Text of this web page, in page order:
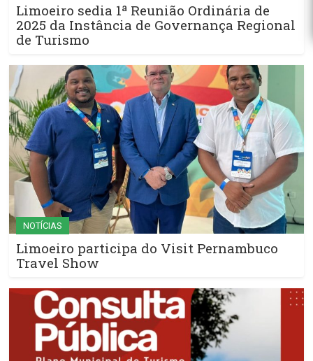
Limoeiro sedia 1ª Reunião Ordinária de
2025 da Instância de Governança Regional
de Turismo
NOTÍCIAS
Limoeiro participa do Visit Pernambuco
Travel Show